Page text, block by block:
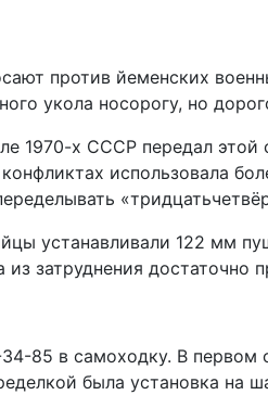
против йеменских
укола носорогу, но
1970-х СССР передал
использовала
устанавливали 122 мм
затруднения достаточно
85 в самоходку. В первом
была установка